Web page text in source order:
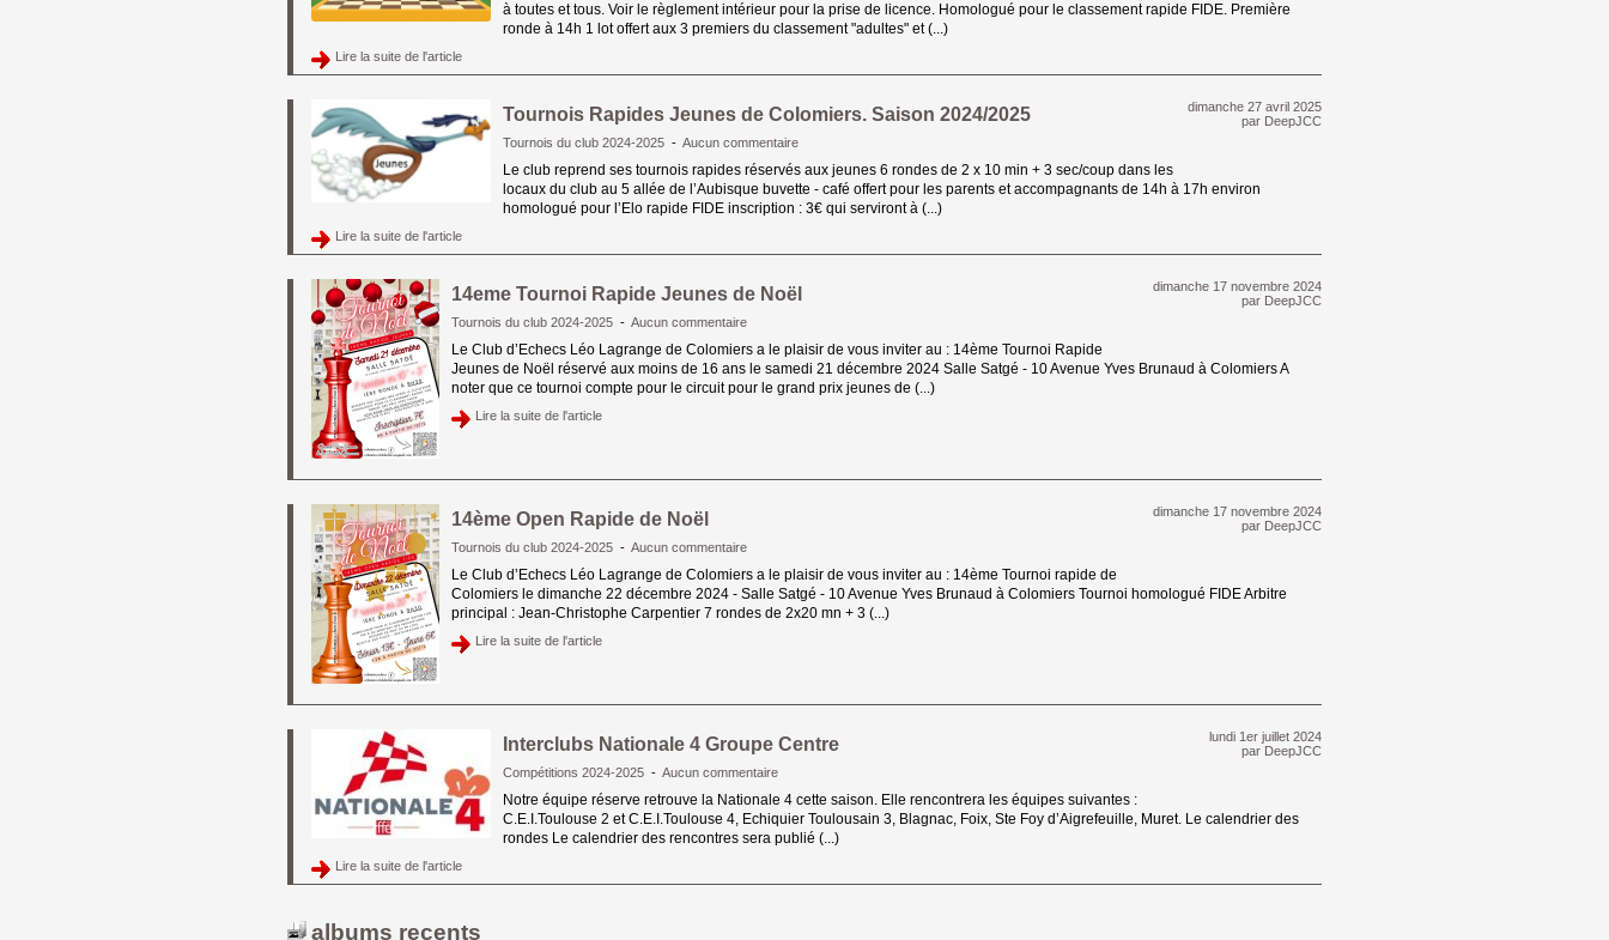
à toutes et tous. Voir le règlement intérieur pour la prise de licence. Homologué pour le classement rapide FIDE. Première
ronde à 14h 1 lot offert aux 3 premiers du classement "adultes" et (...)
Lire la suite de l'article
dimanche 27 avril 2025
par DeepJCC
Tournois Rapides Jeunes de Colomiers. Saison 2024/2025
Tournois du club 2024-2025 - Aucun commentaire
Le club reprend ses tournois rapides réservés aux jeunes 6 rondes de 2 x 10 min + 3 sec/coup dans les
locaux du club au 5 allée de l’Aubisque buvette - café offert pour les parents et accompagnants de 14h à 17h environ
homologué pour l’Elo rapide FIDE inscription : 3€ qui serviront à (...)
Lire la suite de l'article
dimanche 17 novembre 2024
par DeepJCC
14eme Tournoi Rapide Jeunes de Noël
Tournois du club 2024-2025 - Aucun commentaire
Le Club d’Echecs Léo Lagrange de Colomiers a le plaisir de vous inviter au : 14ème Tournoi Rapide
Jeunes de Noël réservé aux moins de 16 ans le samedi 21 décembre 2024 Salle Satgé - 10 Avenue Yves Brunaud à Colomiers A
noter que ce tournoi compte pour le circuit pour le grand prix jeunes de (...)
Lire la suite de l'article
dimanche 17 novembre 2024
par DeepJCC
14ème Open Rapide de Noël
Tournois du club 2024-2025 - Aucun commentaire
Le Club d’Echecs Léo Lagrange de Colomiers a le plaisir de vous inviter au : 14ème Tournoi rapide de
Colomiers le dimanche 22 décembre 2024 - Salle Satgé - 10 Avenue Yves Brunaud à Colomiers Tournoi homologué FIDE Arbitre
principal : Jean-Christophe Carpentier 7 rondes de 2x20 mn + 3 (...)
Lire la suite de l'article
lundi 1er juillet 2024
par DeepJCC
Interclubs Nationale 4 Groupe Centre
Compétitions 2024-2025 - Aucun commentaire
Notre équipe réserve retrouve la Nationale 4 cette saison. Elle rencontrera les équipes suivantes :
C.E.I.Toulouse 2 et C.E.I.Toulouse 4, Echiquier Toulousain 3, Blagnac, Foix, Ste Foy d’Aigrefeuille, Muret. Le calendrier des
rondes Le calendrier des rencontres sera publié (...)
Lire la suite de l'article
albums recents